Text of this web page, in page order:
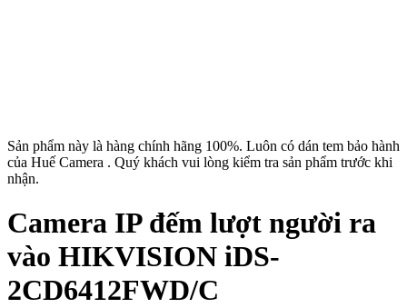
Sản phẩm này là hàng chính hãng 100%. Luôn có dán tem bảo hành
của Huế Camera . Quý khách vui lòng kiểm tra sản phẩm trước khi
nhận.
Camera IP đếm lượt người ra
vào HIKVISION iDS-
2CD6412FWD/C